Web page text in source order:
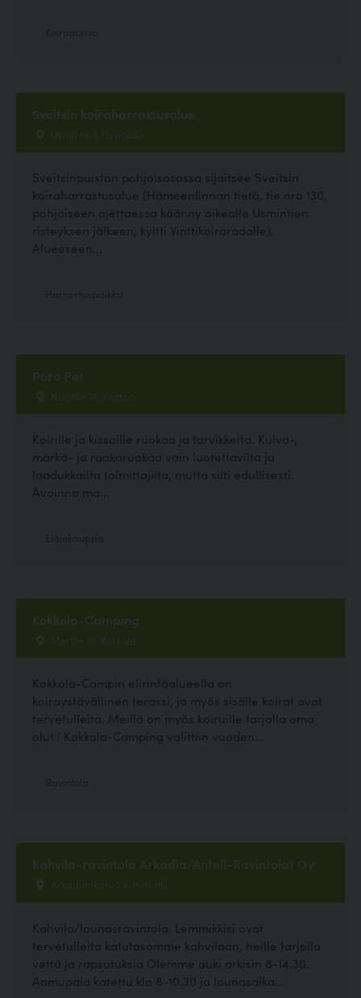
Sveitsin koiraharrastusalue
Usmintie 1, Hyvinkää
Sveitsinpuiston pohjoisosassa sijaitsee Sveitsin
koiraharrastusalue (Hämeenlinnan tietä, tie nro 130,
pohjoiseen ajettaessa käänny oikealle Usmintien
risteyksen jälkeen, kyltti Vinttikoiraradalle).
Alueeseen...
Pörö Pet
Nuijatie 12, Vantaa
Koirille ja kissoille ruokaa ja tarvikkeita. Kuiva-,
märkä- ja raakaruokaa vain luotettavilta ja
laadukkailta toimittajilta, mutta silti edullisesti.
Avoinna ma...
Kokkola-Camping
Meritie 10, Kokkola
Kokkola-Campin elirintäalueella on
koiraystävällinen terassi, ja myös sisälle koirat ovat
tervetulleita. Meillä on myös koiruille tarjolla oma
olut ! Kokkola-Camping valittiin vuoden...
Kahvila-ravintola Arkadia/Antell-Ravintolat Oy
Arkadiankatu 23, Helsinki
Kahvila/lounasravintola. Lemmikkisi ovat
tervetulleita katutasomme kahvilaan, heille tarjolla
vettä ja rapsutuksia Olemme auki arkisin 8-14.30.
Aamupala katettu klo 8-10.30 ja lounasaika...